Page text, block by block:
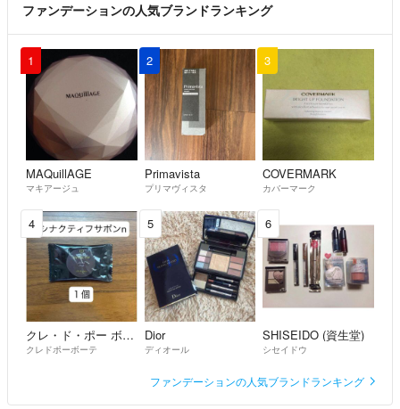
ファンデーションの人気ブランドランキング
1
MAQuillAGE
マキアージュ
2
Primavista
プリマヴィスタ
3
COVERMARK
カバーマーク
4
クレ・ド・ポー ボーテ
クレドポーボーテ
5
Dior
ディオール
6
SHISEIDO (資生堂)
シセイドウ
ファンデーションの人気ブランドランキング